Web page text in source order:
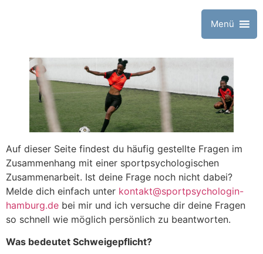
Menü
Auf dieser Seite findest du häufig gestellte Fragen im
Zusammenhang mit einer sportpsychologischen
Zusammenarbeit. Ist deine Frage noch nicht dabei?
Melde dich einfach unter kontakt@sportpsychologin-
hamburg.de bei mir und ich versuche dir deine Fragen
so schnell wie möglich persönlich zu beantworten.
Was bedeutet Schweigepflicht?